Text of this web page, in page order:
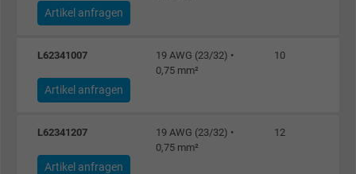
Artikel anfragen
L62341007
19 AWG (23/32) •
0,75 mm²
10
Artikel anfragen
L62341207
19 AWG (23/32) •
0,75 mm²
12
Artikel anfragen